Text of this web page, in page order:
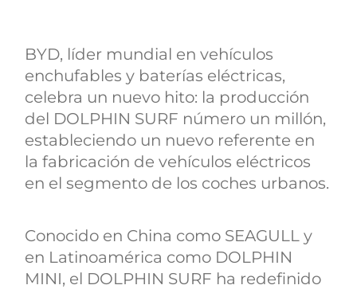
BYD, líder mundial en vehículos
enchufables y baterías eléctricas,
celebra un nuevo hito: la producción
del DOLPHIN SURF número un millón,
estableciendo un nuevo referente en
la fabricación de vehículos eléctricos
en el segmento de los coches urbanos.
Conocido en China como SEAGULL y
en Latinoamérica como DOLPHIN
MINI, el DOLPHIN SURF ha redefinido